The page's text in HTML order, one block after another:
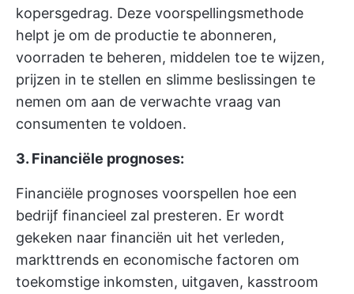
kopersgedrag. Deze voorspellingsmethode
helpt je om de productie te abonneren,
voorraden te beheren, middelen toe te wijzen,
prijzen in te stellen en slimme beslissingen te
nemen om aan de verwachte vraag van
consumenten te voldoen.
3. Financiële prognoses:
Financiële prognoses voorspellen hoe een
bedrijf financieel zal presteren. Er wordt
gekeken naar financiën uit het verleden,
markttrends en economische factoren om
toekomstige inkomsten, uitgaven, kasstroom